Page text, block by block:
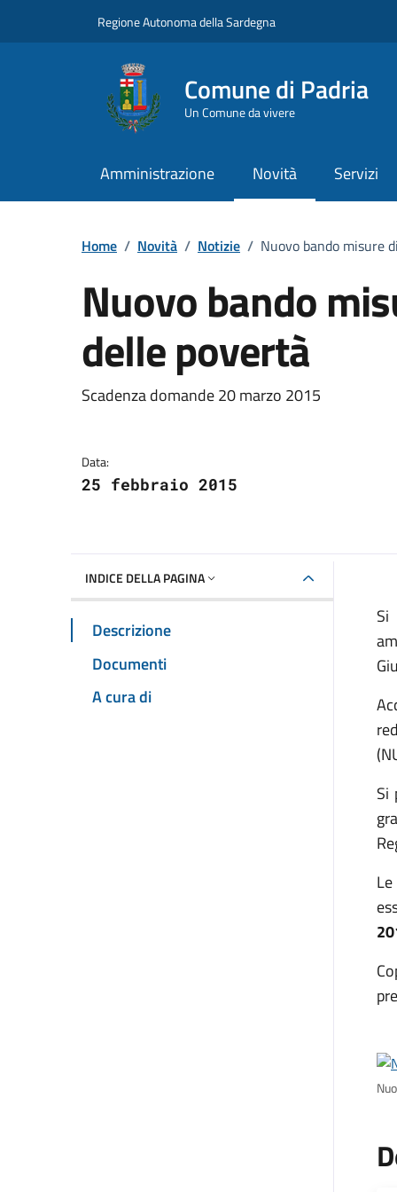
Regione Autonoma della Sardegna
Comune di Padria
Un Comune da vivere
Amministrazione Novità Servizi
Home / Novità / Notizie / Nuovo bando misure
Nuovo bando
delle povertà
Dettagli della notizia
Scadenza domande 20 marzo 2015
Data:
25 febbraio 2015
INDICE DELLA PAGINA
Descrizione
Documenti
A cura di
Si
Si